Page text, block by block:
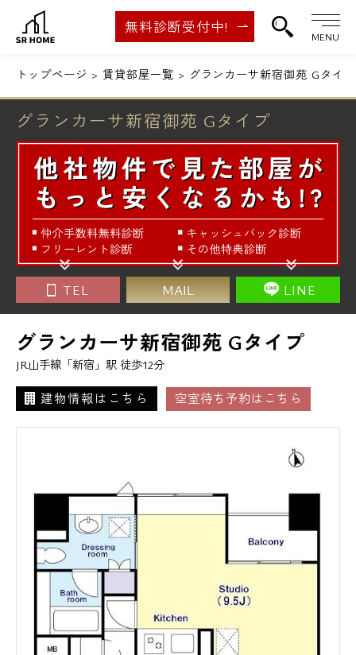
無料診断受付中!
MENU
トップページ 賃貸部屋一覧 グランカーサ新宿御苑 Gタイプ
グランカーサ新宿御苑 Gタイプ
TEL MAIL LINE
グランカーサ新宿御苑 Gタイプ
JR山手線「新宿」駅 徒歩12分
建物情報はこちら 空室待ち予約はこちら